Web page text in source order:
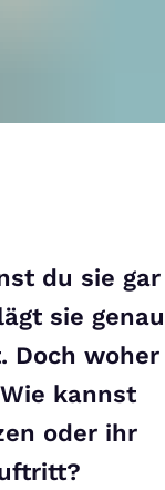
du sie gar
sie genau
Doch woher
kannst
oder ihr